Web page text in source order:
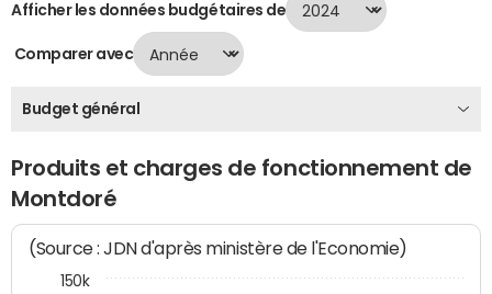
Afficher les données budgétaires de
Comparer avec
Budget général
Produits et charges de fonctionnement de
Montdoré
(Source : JDN d'après ministère de l'Economie)
150k